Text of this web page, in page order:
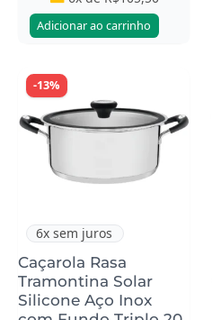
Adicionar ao carrinho
-13%
6x sem juros
Caçarola Rasa
Tramontina Solar
Silicone Aço Inox